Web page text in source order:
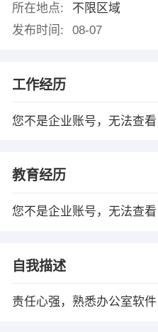
所在地点:
不限区域
发布时间:
08-07
工作经历
您不是企业账号，无法查看
教育经历
您不是企业账号，无法查看
自我描述
责任心强，熟悉办公室软件